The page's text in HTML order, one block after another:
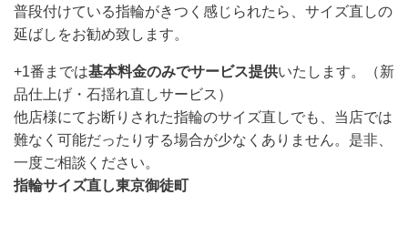
普段付けている指輪がきつく感じられたら、サイズ直しの
延ばしをお勧め致します。
+1番までは基本料金のみでサービス提供いたします。（新
品仕上げ・石揺れ直しサービス）
他店様にてお断りされた指輪のサイズ直しでも、当店では
難なく可能だったりする場合が少なくありません。是非、
一度ご相談ください。
指輪サイズ直し東京御徒町